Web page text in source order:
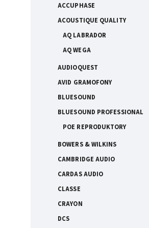
ACCUPHASE
ACOUSTIQUE QUALITY
AQ LABRADOR
AQ WEGA
AUDIOQUEST
AVID GRAMOFONY
BLUESOUND
BLUESOUND PROFESSIONAL
POE REPRODUKTORY
BOWERS & WILKINS
CAMBRIDGE AUDIO
CARDAS AUDIO
CLASSE
CRAYON
DCS